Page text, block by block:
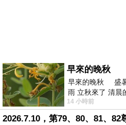
早來的晚秋
早來的晚秋 盛暑
雨 立秋來了 清晨
下子 又被赤
14 小時前